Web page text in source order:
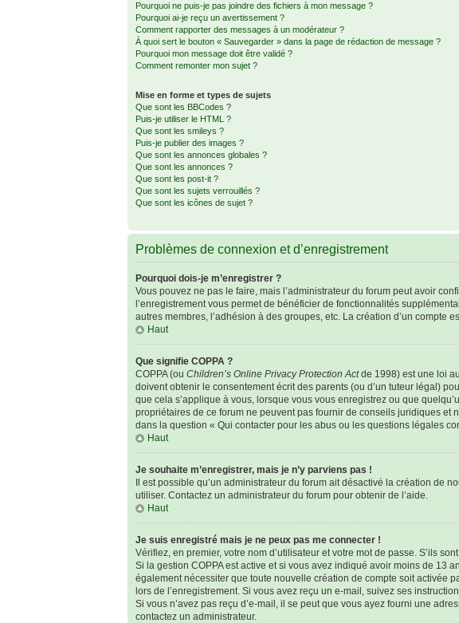
Pourquoi ne puis-je pas joindre des fichiers à mon message ?
Pourquoi ai-je reçu un avertissement ?
Comment rapporter des messages à un modérateur ?
À quoi sert le bouton « Sauvegarder » dans la page de rédaction de message ?
Pourquoi mon message doit être validé ?
Comment remonter mon sujet ?
Mise en forme et types de sujets
Que sont les BBCodes ?
Puis-je utiliser le HTML ?
Que sont les smileys ?
Puis-je publier des images ?
Que sont les annonces globales ?
Que sont les annonces ?
Que sont les post-it ?
Que sont les sujets verrouillés ?
Que sont les icônes de sujet ?
Problèmes de connexion et d’enregistrement
Pourquoi dois-je m’enregistrer ?
Vous pouvez ne pas le faire, mais l’administrateur du forum peut avoir
l’enregistrement vous permet de bénéficier de fonctionnalités
autres membres, l’adhésion à des groupes, etc. La création d’un compte
Haut
Que signifie COPPA ?
COPPA (ou Children’s Online Privacy Protection Actde 1998) est une loi
doivent obtenir le consentement écrit des parents (ou d’un tuteur légal)
que cela s’applique à vous, lorsque vous vous enregistrez ou que
propriétaires de ce forum ne peuvent pas fournir de conseils juridiques et
dans la question « Qui contacter pour les abus ou les questions légales
Haut
Je souhaite m’enregistrer, mais je n’y parviens pas !
Il est possible qu’un administrateur du forum ait désactivé la création de
utiliser. Contactez un administrateur du forum pour obtenir de l’aide.
Haut
Je suis enregistré mais je ne peux pas me connecter !
Vérifiez, en premier, votre nom d’utilisateur et votre mot de passe. S’ils
Si la gestion COPPA est active et si vous avez indiqué avoir moins de 13
également nécessiter que toute nouvelle création de compte soit activée
lors de l’enregistrement. Si vous avez reçu un e-mail, suivez ses
Si vous n’avez pas reçu d’e-mail, il se peut que vous ayez fourni une
contactez un administrateur.